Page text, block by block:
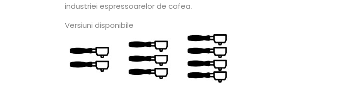
industriei espressoarelor de cafea.
Versiuni disponibile